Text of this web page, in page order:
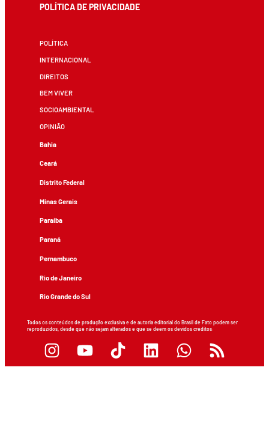
POLÍTICA DE PRIVACIDADE
POLÍTICA
INTERNACIONAL
DIREITOS
BEM VIVER
SOCIOAMBIENTAL
OPINIÃO
Bahia
Ceará
Distrito Federal
Minas Gerais
Paraíba
Paraná
Pernambuco
Rio de Janeiro
Rio Grande do Sul
Todos os conteúdos de produção exclusiva e de autoria editorial do Brasil de Fato podem ser
reproduzidos, desde que não sejam alterados e que se deem os devidos créditos.